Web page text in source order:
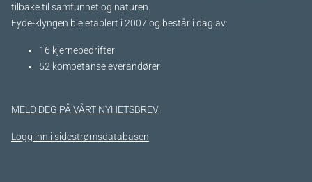
tilbake til samfunnet og naturen.
Eyde-klyngen ble etablert i 2007 og består i dag av:
16 kjernebedrifter​
52 kompetanseleverandører
MELD DEG PÅ VÅRT NYHETSBREV
Logg inn i sidestrømsdatabasen